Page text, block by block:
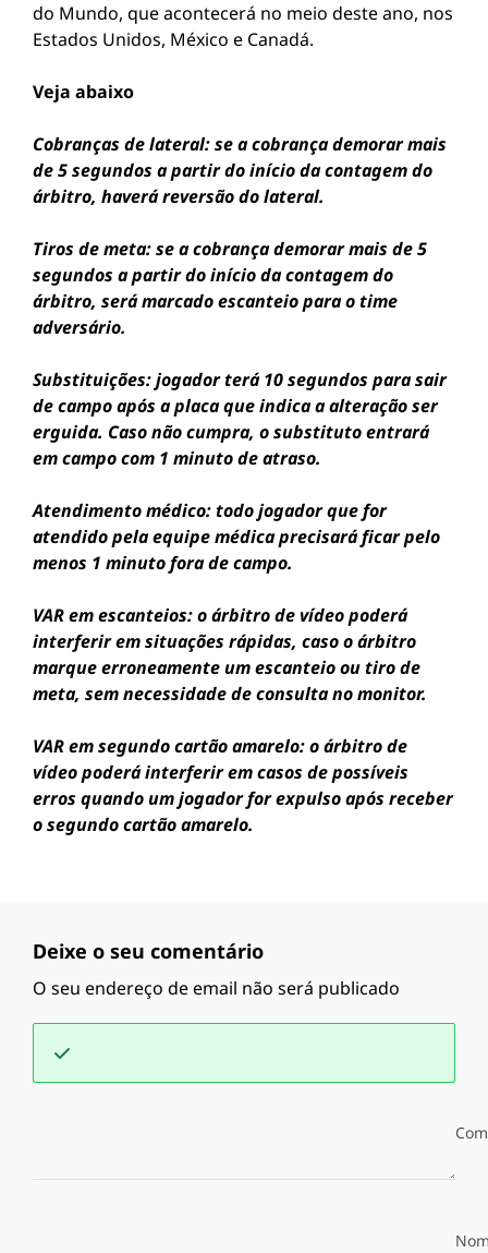
do Mundo, que acontecerá no meio deste ano, nos
Estados Unidos, México e Canadá.
Veja abaixo
Cobranças de lateral: se a cobrança demorar mais
de 5 segundos a partir do início da contagem do
árbitro, haverá reversão do lateral.
Tiros de meta: se a cobrança demorar mais de 5
segundos a partir do início da contagem do
árbitro, será marcado escanteio para o time
adversário.
Substituições: jogador terá 10 segundos para sair
de campo após a placa que indica a alteração ser
erguida. Caso não cumpra, o substituto entrará
em campo com 1 minuto de atraso.
Atendimento médico: todo jogador que for
atendido pela equipe médica precisará ficar pelo
menos 1 minuto fora de campo.
VAR em escanteios: o árbitro de vídeo poderá
interferir em situações rápidas, caso o árbitro
marque erroneamente um escanteio ou tiro de
meta, sem necessidade de consulta no monitor.
VAR em segundo cartão amarelo: o árbitro de
vídeo poderá interferir em casos de possíveis
erros quando um jogador for expulso após receber
o segundo cartão amarelo.
Deixe o seu comentário
O seu endereço de email não será publicado